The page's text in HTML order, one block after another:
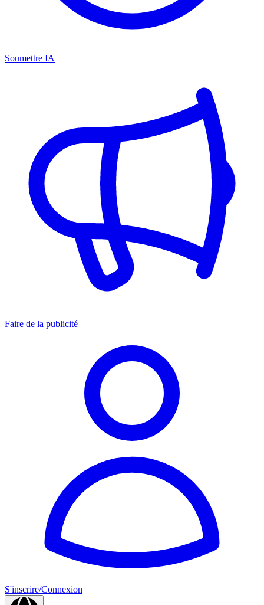
Soumettre IA
Faire de la publicité
S'inscrire/Connexion